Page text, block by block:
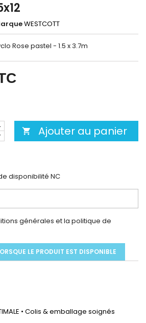
WESTCOTT
Rose pastel - 1.5 x 3.7m
 Ajouter au panier
disponibilité NC
générales et la politique de
LE PRODUIT EST DISPONIBLE
• Colis & emballage soignés